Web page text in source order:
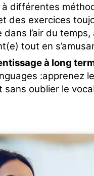
différentes
des exercices
l’air du
tout en
à long
:apprenez
oublier le